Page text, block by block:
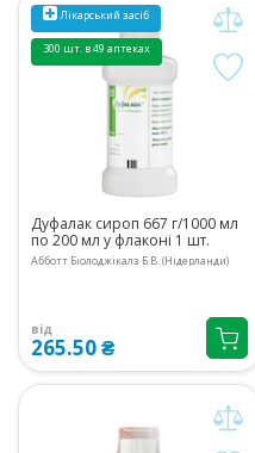
Лікарський засіб
300 шт. в 49 аптеках
Дуфалак сироп 667 г/1000 мл
по 200 мл у флаконі 1 шт.
Абботт Біолоджікалз Б.В. (Нідерланди)
від
265.50 ₴